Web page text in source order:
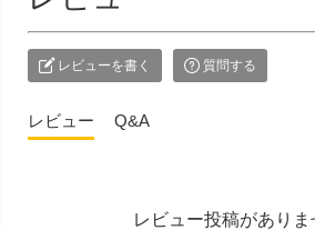
レビューを書く 質問する
レビュー Q&A
レビュー投稿がありま